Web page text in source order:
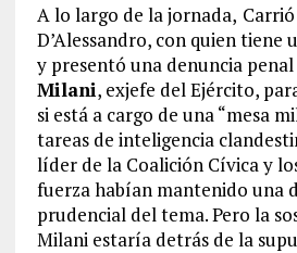
A lo largo de la jornada,
D’Alessandro, con quien tiene
y presentó una denuncia
Milani, exjefe del Ejército,
si está a cargo de una “mesa
tareas de inteligencia
líder de la Coalición Cívica y
fuerza habían mantenido una
prudencial del tema. Pero la
Milani estaría detrás de la